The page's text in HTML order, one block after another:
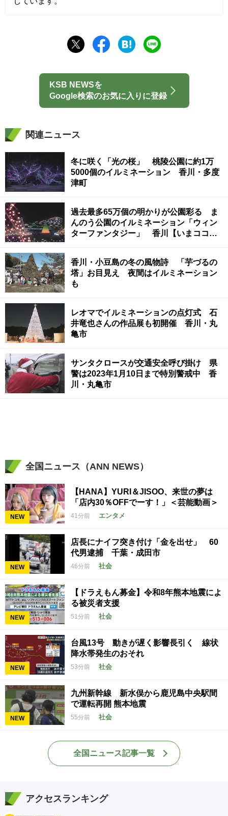
KSB NEWSを
Google検索のお気に入りに登録
関連ニュース
冬に咲く「光の桜」 桃陵公園に約1万
5000個のイルミネーション 香川・多度
津町
過去最多65万個の明かりが公園彩る ま
んのう公園のイルミネーション「ウィン
ターファンタジー」 香川【いまココ！
香川・小豆島の冬の風物詩 「芋づるの
塔」お目見え 夜間はイルミネーション
も
レオマでイルミネーションの点灯式 石
井竜也さんの作品展も初開催 香川・丸
亀市
サンタクロースが交通安全呼び掛け 県
警は2023年1月10日まで特別警戒中 香
川・丸亀市
全国ニュース（ANN NEWS）
NEW
【HANA】YURI＆JISOO、来世の夢は
「店内30％OFFでーす！」＜芸能動画＞
41分前 エンタメ
NEW
店長にナイフ突き付け「金を出せ」 60
代男逮捕 千葉・成田市
46分前 社会
NEW
【ドラえもん募金】令和8年熊本地震によ
る被災者支援
51分前 社会
NEW
台風13号 動きが遅く影響長引く 線状
降水帯発生のおそれ
53分前 社会
NEW
九州新幹線 新水俣から鹿児島中央駅間
で運転再開 熊本地震
55分前 社会
全国ニュース記事一覧
アクセスランキング